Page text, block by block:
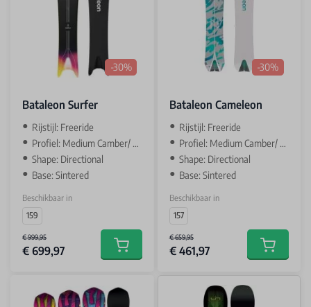
-30%
Bataleon Surfer
Rijstijl: Freeride
Profiel: Medium Camber/ Camber
Shape: Directional
Base: Sintered
Beschikbaar in
159
€ 999,95
€ 699,97 Add to cart
-30%
Bataleon Cameleon
Rijstijl: Freeride
Profiel: Medium Camber/ Camber
Shape: Directional
Base: Sintered
Beschikbaar in
157
€ 659,95
€ 461,97 Add to